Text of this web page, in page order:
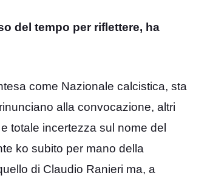
del tempo per riflettere, ha
come Nazionale calcistica, sta
alla convocazione, altri
totale incertezza sul nome del
ko subito per mano della
di Claudio Ranieri ma, a